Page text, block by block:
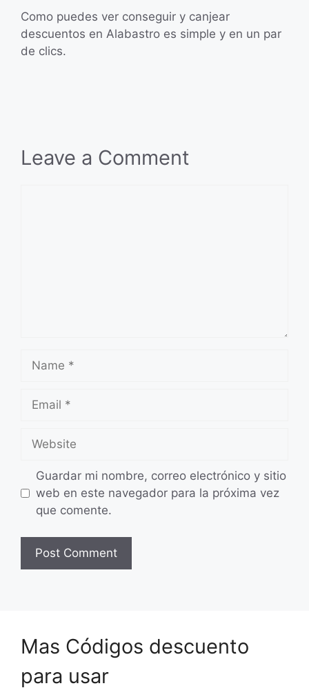
Como puedes ver conseguir y canjear
descuentos en Alabastro es simple y en un par
de clics.
Leave a Comment
Name
Email
Website
Guardar mi nombre, correo electrónico y sitio
web en este navegador para la próxima vez
que comente.
Mas Códigos descuento
para usar